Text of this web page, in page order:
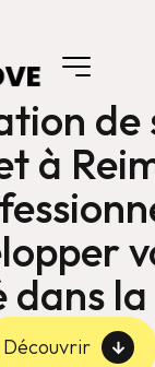
de
à
dans
Découvrir